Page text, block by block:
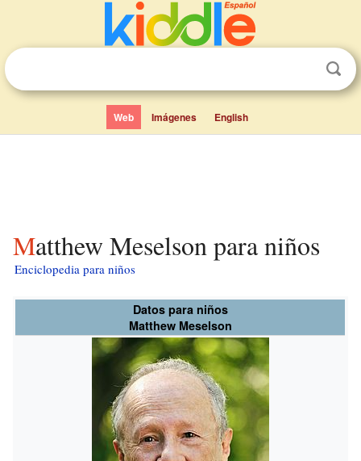
Web Imágenes English
Matthew Meselson para niños
Enciclopedia para niños
Datos para niños
Matthew Meselson